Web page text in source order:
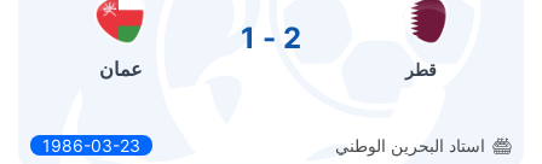
قطر
2 - 1
عمان
استاد البحرين الوطني 1986-03-23